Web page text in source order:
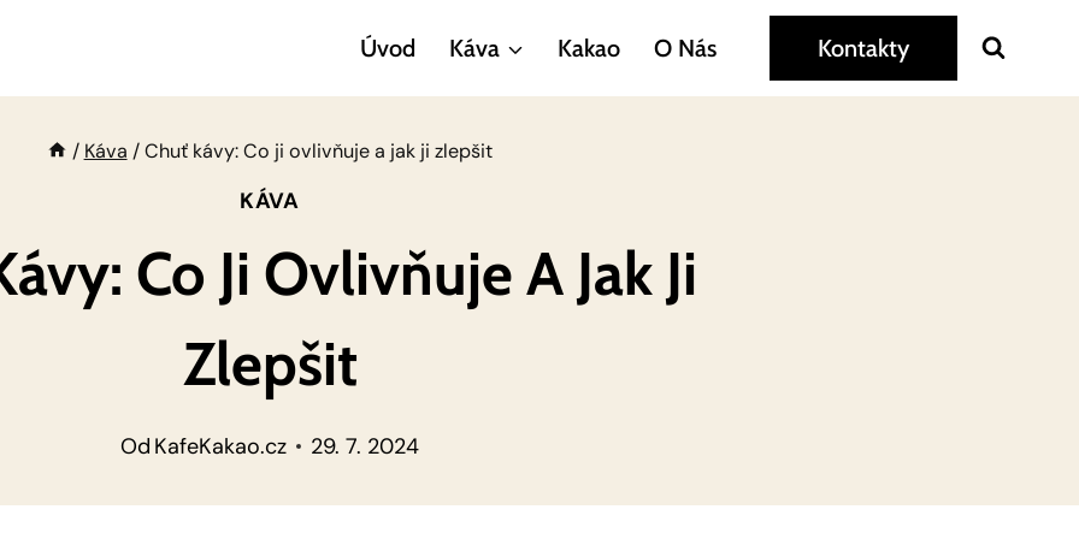
Úvod Káva Kakao O Nás Kontakty
/ Káva / Chuť kávy: Co ji ovlivňuje a jak ji zlepšit
KÁVA
Co Ji Ovlivňuje A Jak Ji
Zlepšit
Od KafeKakao.cz 29. 7. 2024